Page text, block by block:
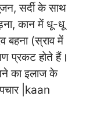
सर्दी के साथ
कान में धू-धू
बहना (स्राव में
प्रकट होते हैं।
का इलाज के
|kaan